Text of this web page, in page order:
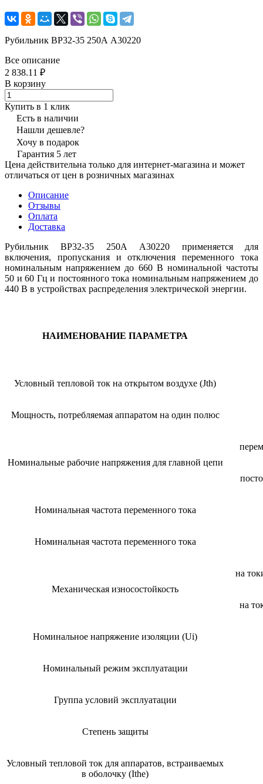
Рубильник ВР32-35 250А А30220
Все описание
2 838.11 ₽
В корзину
Купить в 1 клик
Есть в наличии
Нашли дешевле?
Хочу в подарок
Гарантия 5 лет
Цена действительна только для интернет-магазина и может
отличаться от цен в розничных магазинах
Описание
Отзывы
Оплата
Доставка
Рубильник ВР32-35 250А А30220 применяется для
включения, пропускания и отключения переменного тока
номинальным напряжением до 660 В номинальной частоты
50 и 60 Гц и постоянного тока номинальным напряжением до
440 В в устройствах распределения электрической энергии.
НАИМЕНОВАНИЕ ПАРАМЕТРА
Условный тепловой ток на открытом воздухе (Jth)
Мощность, потребляемая аппаратом на один полюс
Номинальные рабочие напряжения для главной цепи
Номинальная частота переменного тока
Номинальная частота переменного тока
Механическая износостойкость
на
на
Номинальное напряжение изоляции (Ui)
Номинальный режим эксплуатации
Группа условий эксплуатации
Степень защиты
Условный тепловой ток для аппаратов, встраиваемых
в оболочку (Ithe)